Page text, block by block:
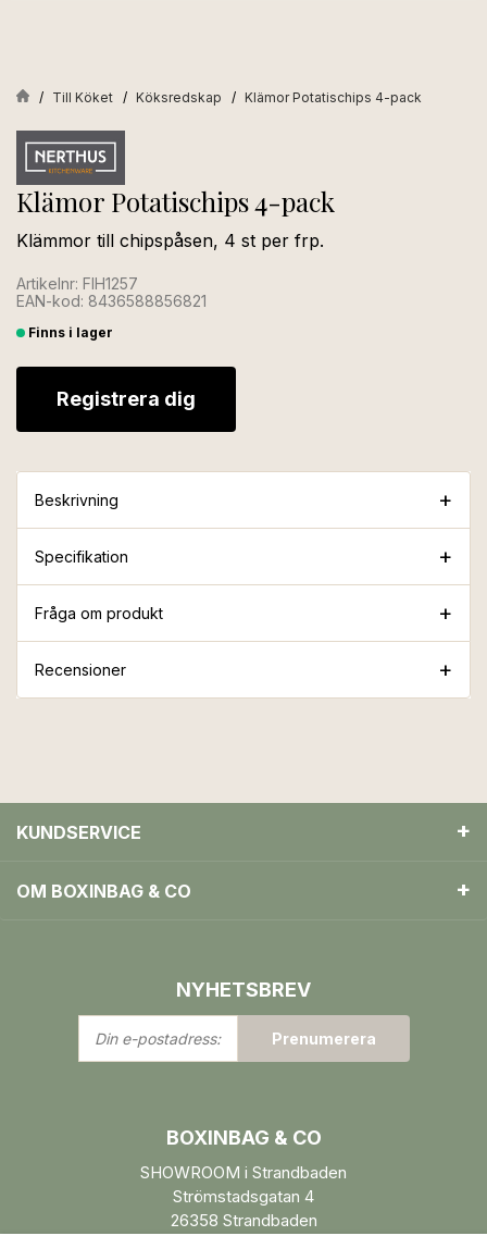
Till Köket Köksredskap Klämor Potatischips 4-pack
Klämor Potatischips 4-pack
Klämmor till chipspåsen, 4 st per frp.
Artikelnr: FIH1257
EAN-kod: 8436588856821
Finns i lager
Registrera dig
Beskrivning
Specifikation
Fråga om produkt
Recensioner
KUNDSERVICE
OM BOXINBAG & CO
NYHETSBREV
Din
e-
Prenumerera
BOXINBAG & CO
SHOWROOM i Strandbaden
Strömstadsgatan 4
26358 Strandbaden